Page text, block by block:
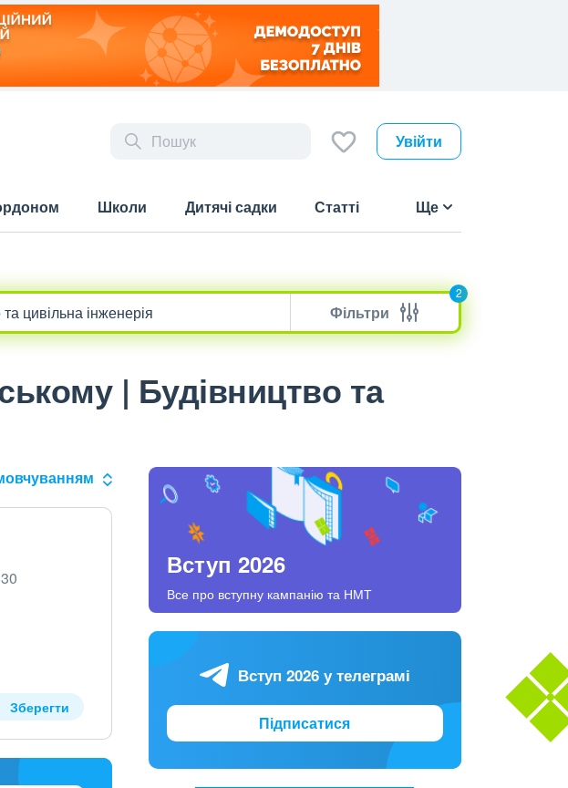
Увійти
Школи Дитячі садки Статті Ще
Фільтри
2
| Будівництво та
Зберегти
Вступ 2026
Все про вступну кампанію та НМТ
Вступ 2026 у телеграмі
Підписатися